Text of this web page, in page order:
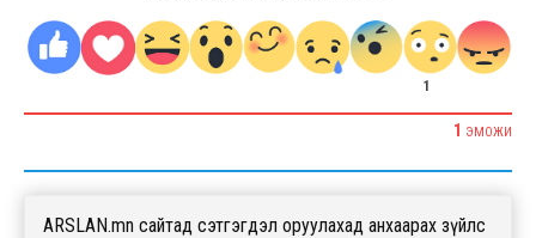
1
1 ЭМОЖИ
ARSLAN.mn сайтад сэтгэгдэл оруулахад анхаарах зүйлс